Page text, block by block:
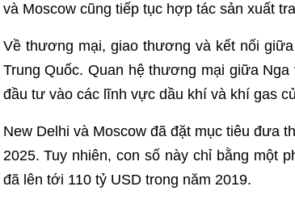
và Moscow cũng tiếp tục hợp tác sản xuất
Về thương mại, giao thương và kết nối
Trung Quốc. Quan hệ thương mại giữa
đầu tư vào các lĩnh vực dầu khí và khí gas
New Delhi và Moscow đã đặt mục tiêu đưa
2025. Tuy nhiên, con số này chỉ bằng một
đã lên tới 110 tỷ USD trong năm 2019.